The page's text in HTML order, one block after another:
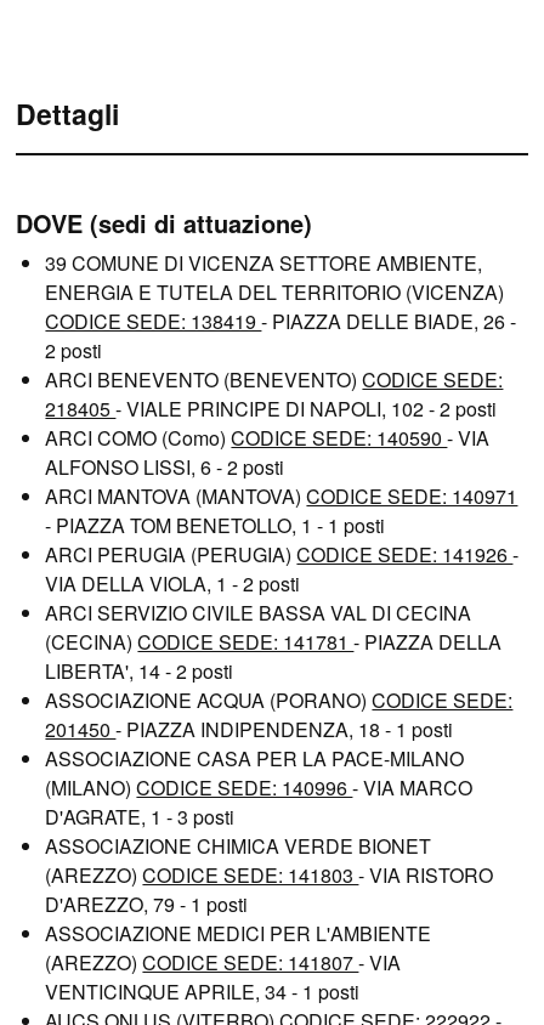
Dettagli
DOVE (sedi di attuazione)
39 COMUNE DI VICENZA SETTORE AMBIENTE,
ENERGIA E TUTELA DEL TERRITORIO (VICENZA)
CODICE SEDE: 138419- PIAZZA DELLE BIADE, 26 -
2 posti
ARCI BENEVENTO (BENEVENTO)CODICE SEDE:
218405- VIALE PRINCIPE DI NAPOLI, 102 - 2 posti
ARCI COMO (Como)CODICE SEDE: 140590- VIA
ALFONSO LISSI, 6 - 2 posti
ARCI MANTOVA (MANTOVA)CODICE SEDE: 140971
- PIAZZA TOM BENETOLLO, 1 - 1 posti
ARCI PERUGIA (PERUGIA)CODICE SEDE: 141926-
VIA DELLA VIOLA, 1 - 2 posti
ARCI SERVIZIO CIVILE BASSA VAL DI CECINA
(CECINA)CODICE SEDE: 141781- PIAZZA DELLA
LIBERTA', 14 - 2 posti
ASSOCIAZIONE ACQUA (PORANO)CODICE SEDE:
201450- PIAZZA INDIPENDENZA, 18 - 1 posti
ASSOCIAZIONE CASA PER LA PACE-MILANO
(MILANO)CODICE SEDE: 140996- VIA MARCO
D'AGRATE, 1 - 3 posti
ASSOCIAZIONE CHIMICA VERDE BIONET
(AREZZO)CODICE SEDE: 141803- VIA RISTORO
D'AREZZO, 79 - 1 posti
ASSOCIAZIONE MEDICI PER L'AMBIENTE
(AREZZO)CODICE SEDE: 141807- VIA
VENTICINQUE APRILE, 34 - 1 posti